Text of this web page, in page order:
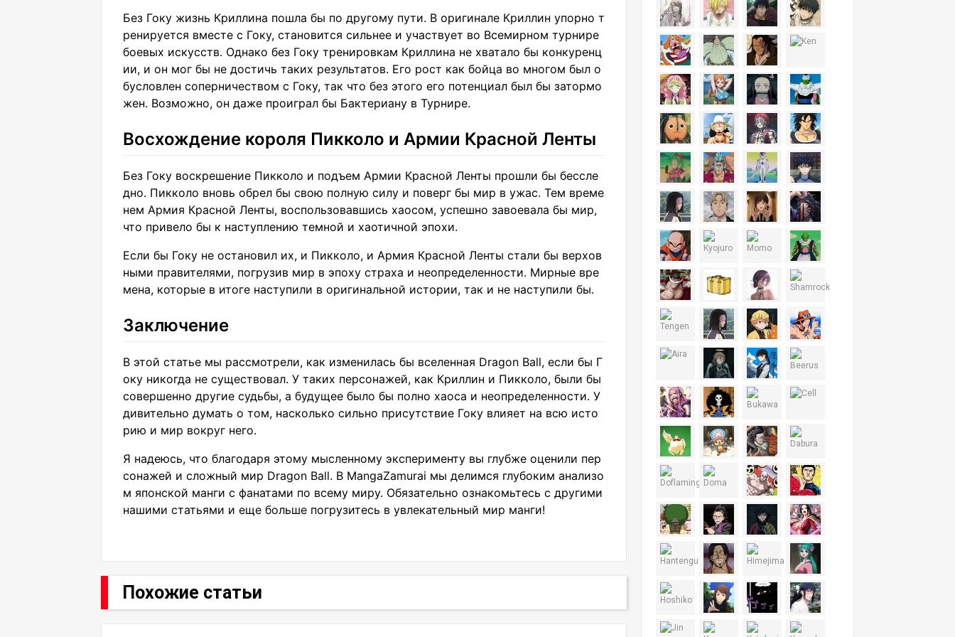
Без Гоку жизнь Криллина пошла бы по другому пути. В оригинале Криллин упорно т
ренируется вместе с Гоку, становится сильнее и участвует во Всемирном турнире
боевых искусств. Однако без Гоку тренировкам Криллина не хватало бы конкуренц
ии, и он мог бы не достичь таких результатов. Его рост как бойца во многом был о
бусловлен соперничеством с Гоку, так что без этого его потенциал был бы затормо
жен. Возможно, он даже проиграл бы Бактериану в Турнире.
Восхождение короля Пикколо и Армии Красной Ленты
Без Гоку воскрешение Пикколо и подъем Армии Красной Ленты прошли бы бессле
дно. Пикколо вновь обрел бы свою полную силу и поверг бы мир в ужас. Тем време
нем Армия Красной Ленты, воспользовавшись хаосом, успешно завоевала бы мир,
что привело бы к наступлению темной и хаотичной эпохи.
Если бы Гоку не остановил их, и Пикколо, и Армия Красной Ленты стали бы верхов
ными правителями, погрузив мир в эпоху страха и неопределенности. Мирные вре
мена, которые в итоге наступили в оригинальной истории, так и не наступили бы.
Заключение
В этой статье мы рассмотрели, как изменилась бы вселенная Dragon Ball, если бы Г
оку никогда не существовал. У таких персонажей, как Криллин и Пикколо, были бы
совершенно другие судьбы, а будущее было бы полно хаоса и неопределенности. У
дивительно думать о том, насколько сильно присутствие Гоку влияет на всю исто
рию и мир вокруг него.
Я надеюсь, что благодаря этому мысленному эксперименту вы глубже оценили пер
сонажей и сложный мир Dragon Ball. В MangaZamurai мы делимся глубоким анализо
м японской манги с фанатами по всему миру. Обязательно ознакомьтесь с другими
нашими статьями и еще больше погрузитесь в увлекательный мир манги!
Похожие статьи